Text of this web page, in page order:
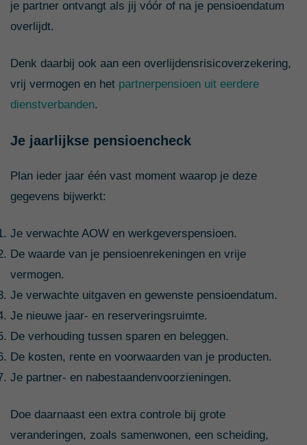
je partner ontvangt als jij vóór of na je pensioendatum
overlijdt.
Denk daarbij ook aan een overlijdensrisicoverzekering,
vrij vermogen en het partnerpensioen uit eerdere
dienstverbanden.
Je jaarlijkse pensioencheck
Plan ieder jaar één vast moment waarop je deze
gegevens bijwerkt:
Je verwachte AOW en werkgeverspensioen.
De waarde van je pensioenrekeningen en vrije
vermogen.
Je verwachte uitgaven en gewenste pensioendatum.
Je nieuwe jaar- en reserveringsruimte.
De verhouding tussen sparen en beleggen.
De kosten, rente en voorwaarden van je producten.
Je partner- en nabestaandenvoorzieningen.
Doe daarnaast een extra controle bij grote
veranderingen, zoals samenwonen, een scheiding,